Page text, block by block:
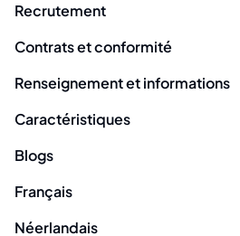
Recrutement
Contrats et conformité
Renseignement et informations
Caractéristiques
Blogs
Français
Néerlandais